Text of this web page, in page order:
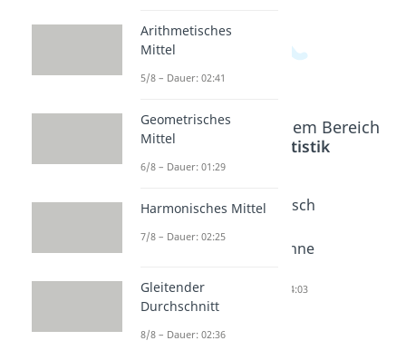
Beliebte Inhalte aus dem Bereich
Deskriptive Statistik
Statistik
Dauer: 05:21
Stichpro Durchsch
berechne
Dauer: 04:03
Arithmetisches
Mittel
5/8 – Dauer: 02:41
Geometrisches
Mittel
6/8 – Dauer: 01:29
Harmonisches Mittel
7/8 – Dauer: 02:25
Gleitender
Durchschnitt
8/8 – Dauer: 02:36